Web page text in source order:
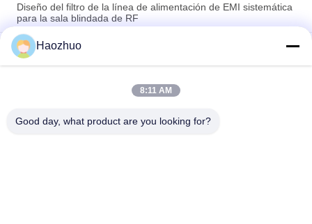
protección de la cámara
de protección de la
Diseño del filtro de la línea de alimentación de EMI sistemática
para la sala blindada de RF
1p 50 60 Hz 16a 220v Rfi Ac Emi Línea eléctrica Diseño del
filtro Dc Línea filtro rf cámara de blindaje emc cámara
anecoica
70A 500VAC EMC EMI Soluciones de filtros de líneas eléctricas
Haozhuo
8:11 AM
Good day, what product are you looking for?